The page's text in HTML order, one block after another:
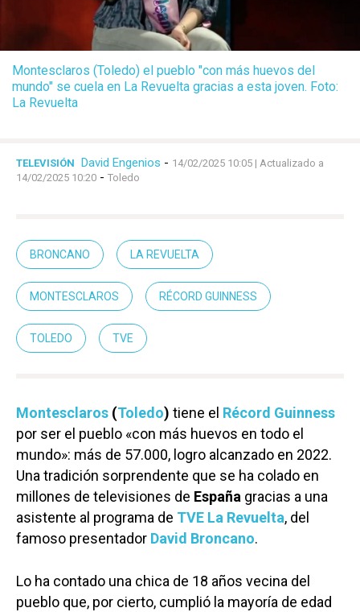
Montesclaros (Toledo) el pueblo "con más huevos del
mundo" se cuela en La Revuelta gracias a esta joven. Foto:
La Revuelta
TELEVISIÓN David Engenios - 14/02/2025 10:05 | Actualizado a
14/02/2025 10:20 - Toledo
BRONCANO LA REVUELTA
MONTESCLAROS RÉCORD GUINNESS
TOLEDO TVE
Montesclaros (Toledo) tiene el Récord Guinness
por ser el pueblo «con más huevos en todo el
mundo»: más de 57.000, logro alcanzado en 2022.
Una tradición sorprendente que se ha colado en
millones de televisiones de España gracias a una
asistente al programa de TVE La Revuelta, del
famoso presentador David Broncano.
Lo ha contado una chica de 18 años vecina del
pueblo que, por cierto, cumplió la mayoría de edad